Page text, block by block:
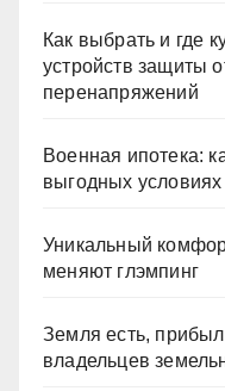
Как выбрать и где
устройств защиты
перенапряжений
Военная ипотека:
выгодных условиях
Уникальный
меняют глэмпинг
Земля есть,
владельцев